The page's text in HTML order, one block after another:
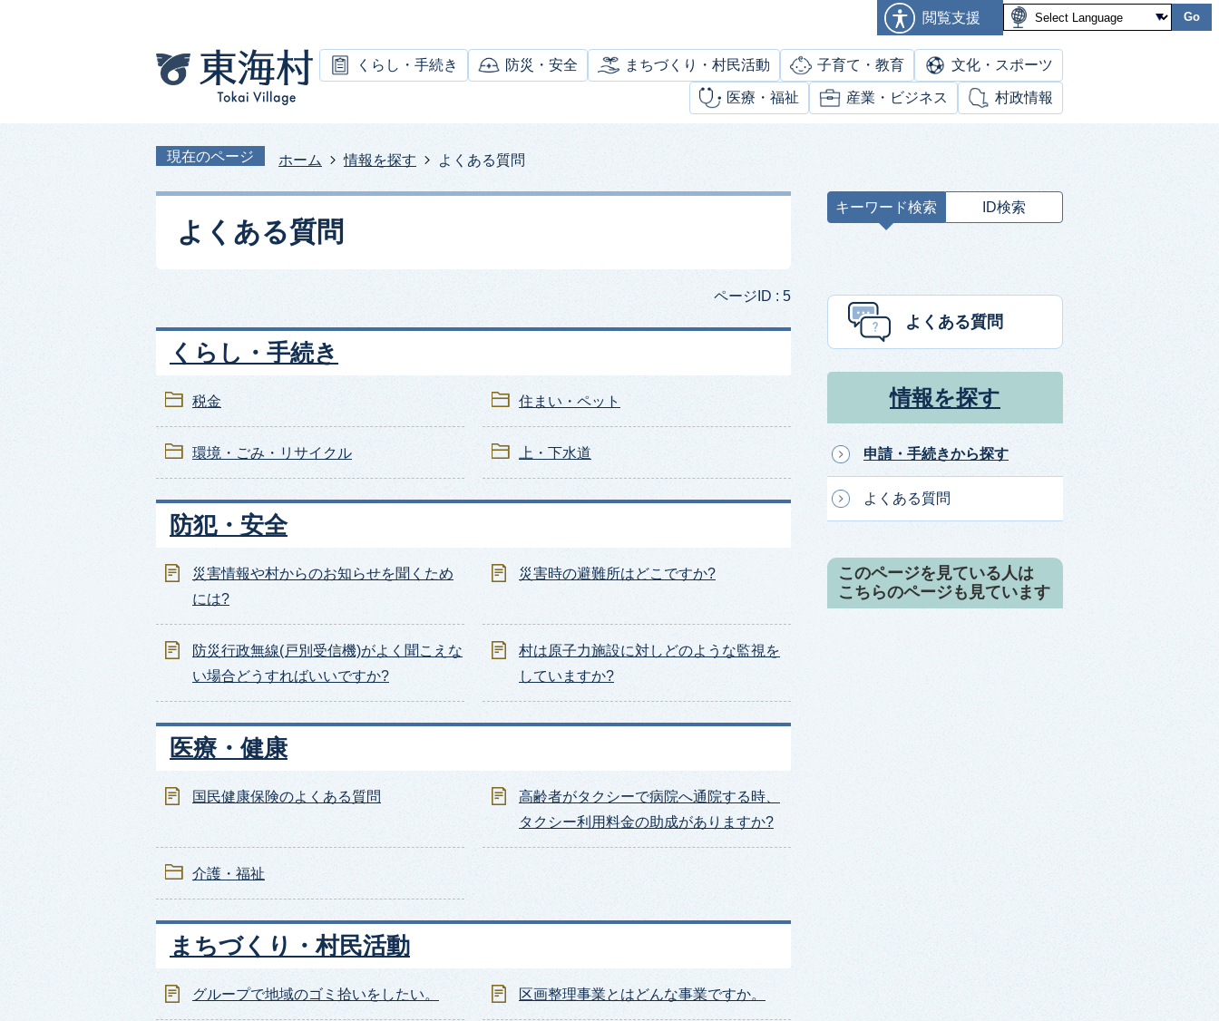
閲覧支援 Go
くらし・手続き 防災・安全 まちづくり・村民活動 子育て・教育 文化・スポーツ
医療・福祉 産業・ビジネス 村政情報
現在のページ ホーム 情報を探す よくある質問
よくある質問
ページID : 5
くらし・手続き
税金 住まい・ペット
環境・ごみ・リサイクル 上・下水道
防犯・安全
災害情報や村からのお知らせを聞くため
には?
災害時の避難所はどこですか?
防災行政無線(戸別受信機)がよく聞こえな
い場合どうすればいいですか?
村は原子力施設に対しどのような監視を
していますか?
医療・健康
国民健康保険のよくある質問
高齢者がタクシーで病院へ通院する時、
タクシー利用料金の助成がありますか?
介護・福祉
まちづくり・村民活動
グループで地域のゴミ拾いをしたい。 区画整理事業とはどんな事業ですか。
キーワード検索 ID検索
ー
よくある質問
情報を探す
申請・手続きから探す
よくある質問
このページを見ている人は
こちらのページも見ています